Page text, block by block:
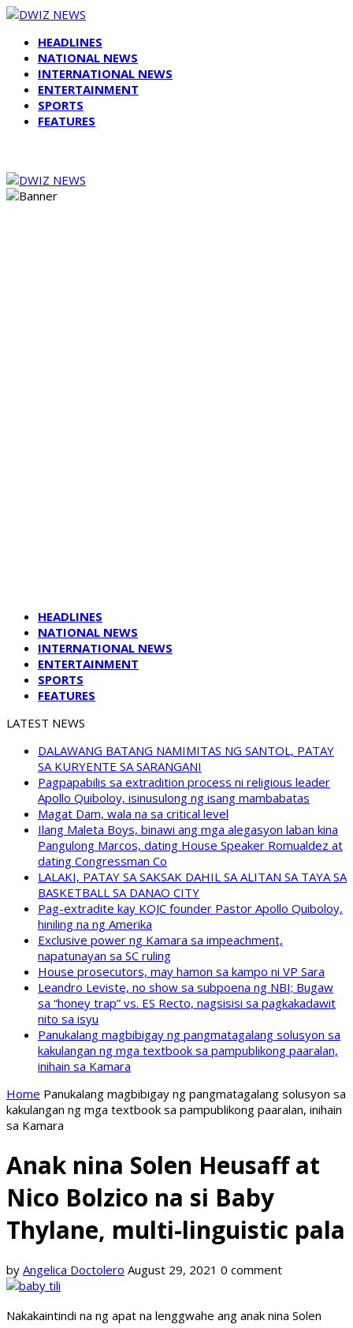
HEADLINES
NATIONAL NEWS
INTERNATIONAL NEWS
ENTERTAINMENT
SPORTS
FEATURES
HEADLINES
NATIONAL NEWS
INTERNATIONAL NEWS
ENTERTAINMENT
SPORTS
FEATURES
LATEST NEWS
DALAWANG BATANG NAMIMITAS NG SANTOL, PATAY
SA KURYENTE SA SARANGANI
Pagpapabilis sa extradition process ni religious leader
Apollo Quiboloy, isinusulong ng isang mambabatas
Magat Dam, wala na sa critical level
Ilang Maleta Boys, binawi ang mga alegasyon laban kina
Pangulong Marcos, dating House Speaker Romualdez at
dating Congressman Co
LALAKI, PATAY SA SAKSAK DAHIL SA ALITAN SA TAYA SA
BASKETBALL SA DANAO CITY
Pag-extradite kay KOJC founder Pastor Apollo Quiboloy,
hiniling na ng Amerika
Exclusive power ng Kamara sa impeachment,
napatunayan sa SC ruling
House prosecutors, may hamon sa kampo ni VP Sara
Leandro Leviste, no show sa subpoena ng NBI; Bugaw
sa “honey trap” vs. ES Recto, nagsisisi sa pagkakadawit
nito sa isyu
Panukalang magbibigay ng pangmatagalang solusyon sa
kakulangan ng mga textbook sa pampublikong paaralan,
inihain sa Kamara
Home Panukalang magbibigay ng pangmatagalang solusyon sa
kakulangan ng mga textbook sa pampublikong paaralan, inihain
sa Kamara
Anak nina Solen Heusaff at
Nico Bolzico na si Baby
Thylane, multi-linguistic pala
by Angelica Doctolero August 29, 2021 0 comment
Nakakaintindi na ng apat na lenggwahe ang anak nina Solen